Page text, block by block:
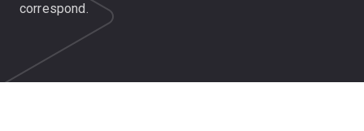
correspond.